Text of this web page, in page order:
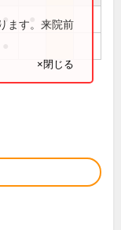
●ます。来院前
×閉じる